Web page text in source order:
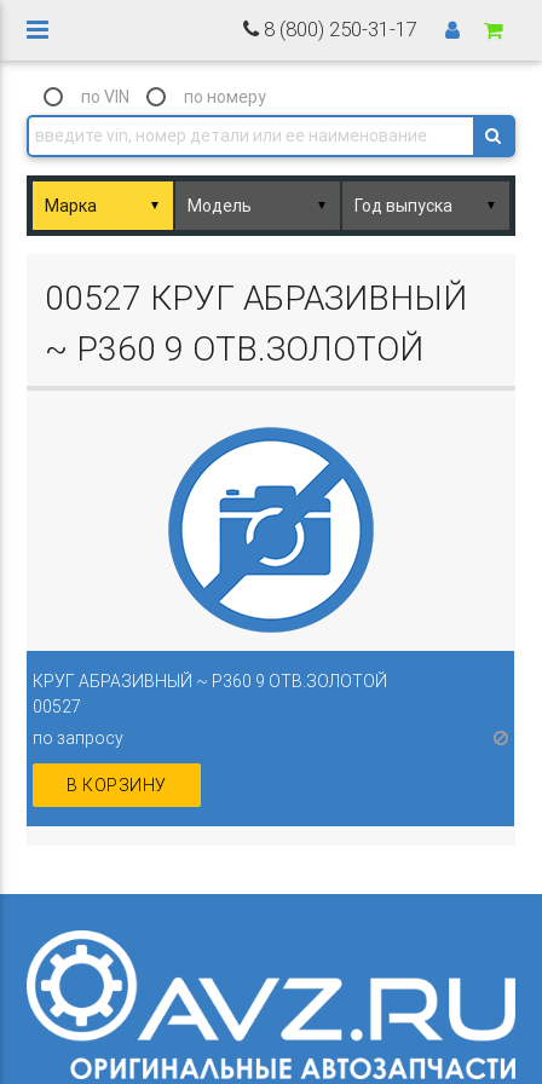
8 (800) 250-31-17
по VIN по номеру
▼ ▼ ▼
00527 КРУГ АБРАЗИВНЫЙ
~ P360 9 ОТВ.ЗОЛОТОЙ
КРУГ АБРАЗИВНЫЙ ~ P360 9 ОТВ.ЗОЛОТОЙ
00527
по запросу
В КОРЗИНУ